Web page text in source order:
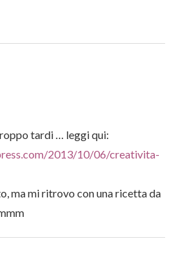
tardi … leggi qui:
2013/10/06/creativita-
ma mi ritrovo con una ricetta da